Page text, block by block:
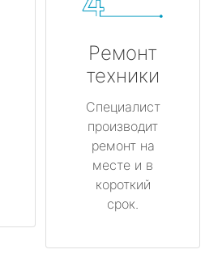
Ремонт
техники
Специалист
производит
ремонт на
месте и в
короткий
срок.